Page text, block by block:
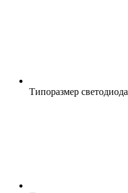
Типоразмер светодиода